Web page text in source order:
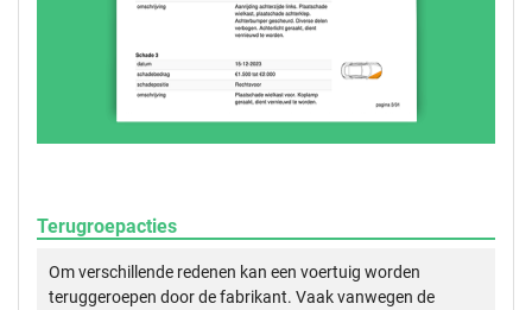
Terugroepacties
Om verschillende redenen kan een voertuig worden
teruggeroepen door de fabrikant. Vaak vanwegen de